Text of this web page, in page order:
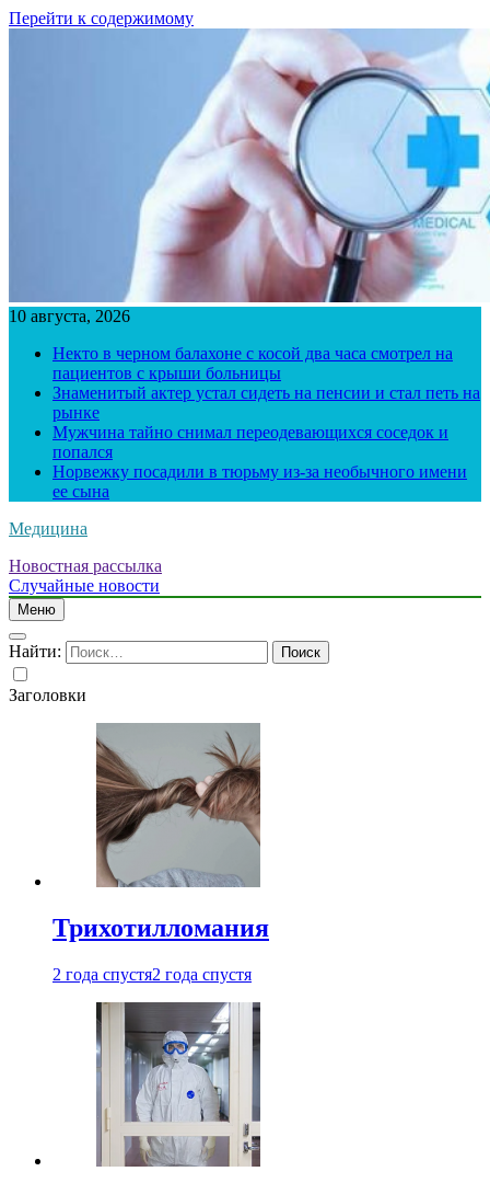
Перейти к содержимому
10 августа, 2026
Некто в черном балахоне с косой два часа смотрел на
пациентов с крыши больницы
Знаменитый актер устал сидеть на пенсии и стал петь на
рынке
Мужчина тайно снимал переодевающихся соседок и
попался
Норвежку посадили в тюрьму из-за необычного имени
ее сына
Медицина
Новостная рассылка
Случайные новости
Меню
Найти:
Заголовки
Трихотилломания
2 года спустя2 года спустя